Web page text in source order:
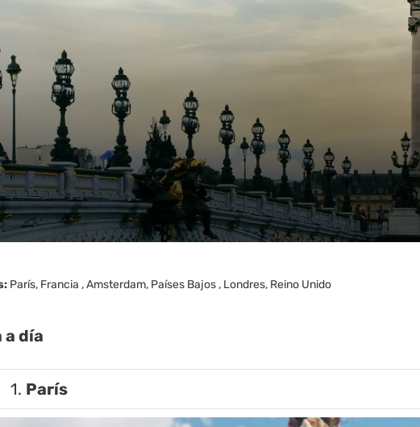
París, Francia , Amsterdam, Países Bajos , Londres, Reino Unido
a día
1. París